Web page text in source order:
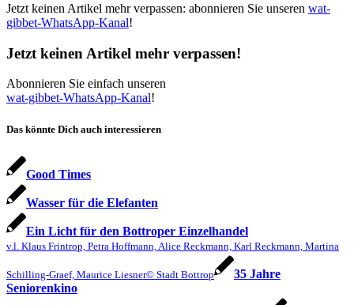
Jetzt keinen Artikel mehr verpassen: abonnieren Sie unseren wat-
gibbet-WhatsApp-Kanal!
Jetzt keinen Artikel mehr verpassen!
Abonnieren Sie einfach unseren
wat-gibbet-WhatsApp-Kanal!
Das könnte Dich auch interessieren
Good Times
Wasser für die Elefanten
Ein Licht für den Bottroper Einzelhandel
v.l. Klaus Frintrop, Petra Hoffmann, Alice Reckmann, Karl Reckmann, Martina
Schilling-Graef, Maurice Liesner© Stadt Bottrop
35 Jahre
Seniorenkino